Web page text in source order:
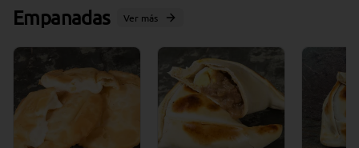
Empanadas Ver más